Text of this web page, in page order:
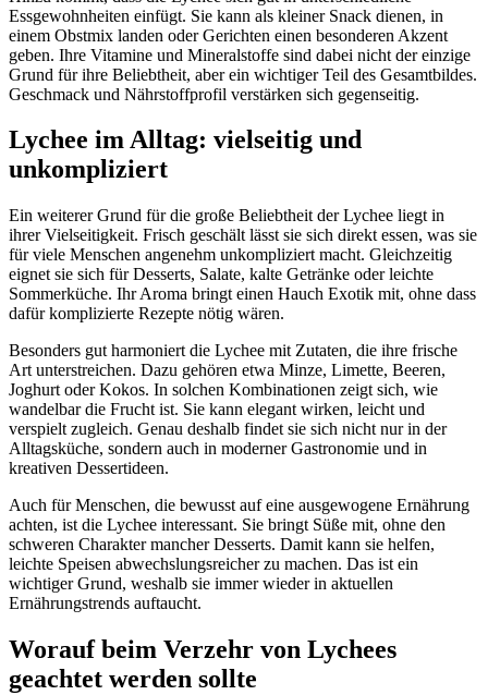
Essgewohnheiten einfügt. Sie kann als kleiner Snack dienen, in
einem Obstmix landen oder Gerichten einen besonderen Akzent
geben. Ihre Vitamine und Mineralstoffe sind dabei nicht der einzige
Grund für ihre Beliebtheit, aber ein wichtiger Teil des Gesamtbildes.
Geschmack und Nährstoffprofil verstärken sich gegenseitig.
Lychee im Alltag: vielseitig und
unkompliziert
Ein weiterer Grund für die große Beliebtheit der Lychee liegt in
ihrer Vielseitigkeit. Frisch geschält lässt sie sich direkt essen, was sie
für viele Menschen angenehm unkompliziert macht. Gleichzeitig
eignet sie sich für Desserts, Salate, kalte Getränke oder leichte
Sommerküche. Ihr Aroma bringt einen Hauch Exotik mit, ohne dass
dafür komplizierte Rezepte nötig wären.
Besonders gut harmoniert die Lychee mit Zutaten, die ihre frische
Art unterstreichen. Dazu gehören etwa Minze, Limette, Beeren,
Joghurt oder Kokos. In solchen Kombinationen zeigt sich, wie
wandelbar die Frucht ist. Sie kann elegant wirken, leicht und
verspielt zugleich. Genau deshalb findet sie sich nicht nur in der
Alltagsküche, sondern auch in moderner Gastronomie und in
kreativen Dessertideen.
Auch für Menschen, die bewusst auf eine ausgewogene Ernährung
achten, ist die Lychee interessant. Sie bringt Süße mit, ohne den
schweren Charakter mancher Desserts. Damit kann sie helfen,
leichte Speisen abwechslungsreicher zu machen. Das ist ein
wichtiger Grund, weshalb sie immer wieder in aktuellen
Ernährungstrends auftaucht.
Worauf beim Verzehr von Lychees
geachtet werden sollte